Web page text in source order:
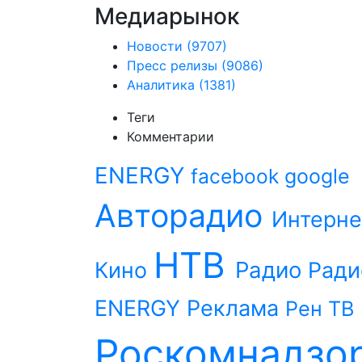
Медиарынок
Новости (9707)
Пресс релизы (9086)
Аналитика (1381)
Теги
Комментарии
ENERGY facebook google
Авторадио
Кино НТВ Радио
ENERGY Реклама Рен ТВ